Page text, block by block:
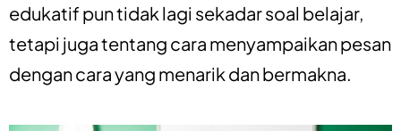
edukatif pun tidak lagi sekadar soal belajar,
tetapi juga tentang cara menyampaikan pesan
dengan cara yang menarik dan bermakna.